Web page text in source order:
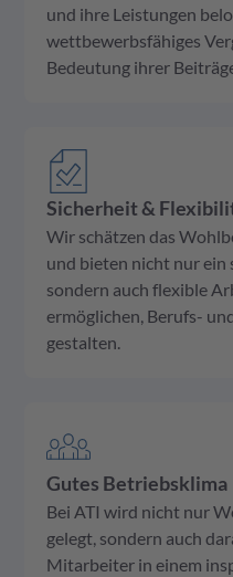
und ihre Leistungen
wettbewerbsfähiges
Bedeutung ihrer
Sicherheit &
Wir schätzen das
und bieten nicht nur ein
sondern auch flexible
ermöglichen, Berufs-
gestalten.
Gutes Betriebsklima
Bei ATI wird nicht nur
gelegt, sondern auch
Mitarbeiter in einem